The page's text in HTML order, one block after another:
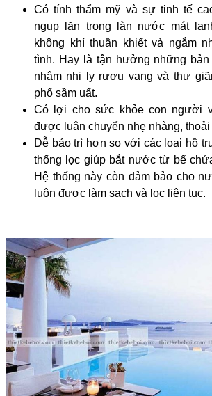
Có tính thẩm mỹ và sự tinh tế
ngụp lặn trong làn nước mát
không khí thuần khiết và ngắm
tình. Hay là tận hưởng những
nhâm nhi ly rượu vang và thư
phố sầm uất.
Có lợi cho sức khỏe con người
được luân chuyển nhẹ nhàng, thoải
Dễ bảo trì hơn so với các loại hồ
thống lọc giúp bắt nước từ bể
Hệ thống này còn đảm bảo cho
luôn được làm sạch và lọc liên tục.